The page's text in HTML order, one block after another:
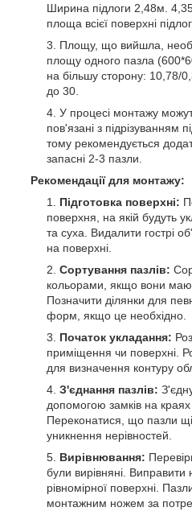
Ширина підлоги 2,48м.
площа всієї поверхні
Площу, що вийшла,
площу одного пазла
на більшу сторону: 10,78/
до 30.
У процесі монтажу
пов'язані з підрізуванням
тому рекомендується
запасні 2-3 пазли.
Рекомендації для монтажу:
Підготовка поверхні:
поверхня, на якій будуть
та суха. Видалити гострі
на поверхні.
Сортування пазлів:
кольорами, якщо вони
Позначити ділянки для
форм, якщо це необхідно.
Початок укладання:
приміщення чи поверхні.
для визначення контуру
З'єднання пазлів:
допомогою замків на краях
Переконатися, що пазли
уникнення нерівностей.
Вирівнювання:
були вирівняні. Виправити
рівномірної поверхні.
монтажним ножем за